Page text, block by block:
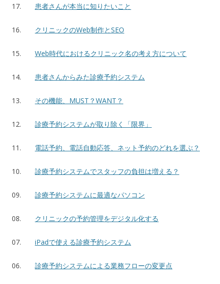
17. 患者さんが本当に知りたいこと
16. クリニックのWeb制作とSEO
15. Web時代におけるクリニック名の考え方について
14. 患者さんからみた診療予約システム
13. その機能、MUST？WANT？
12. 診療予約システムが取り除く「限界」
11. 電話予約、電話自動応答、ネット予約のどれを選ぶ？
10. 診療予約システムでスタッフの負担は増える？
09. 診療予約システムに最適なパソコン
08. クリニックの予約管理をデジタル化する
07. iPadで使える診療予約システム
06. 診療予約システムによる業務フローの変更点